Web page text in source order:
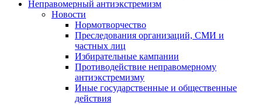
Неправомерный антиэкстремизм
Новости
Нормотворчество
Преследования организаций, СМИ и
частных лиц
Избирательные кампании
Противодействие неправомерному
антиэкстремизму
Иные государственные и общественные
действия